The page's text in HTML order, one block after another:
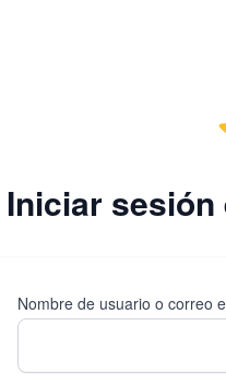
Iniciar sesión
Nombre de usuario o correo